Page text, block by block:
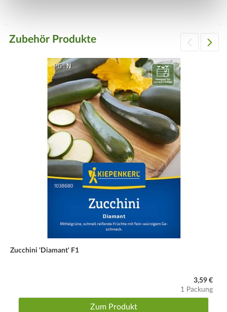
Zubehör Produkte
Zucchini 'Diamant' F1
3,59 €
1 Packung
Zum Produkt